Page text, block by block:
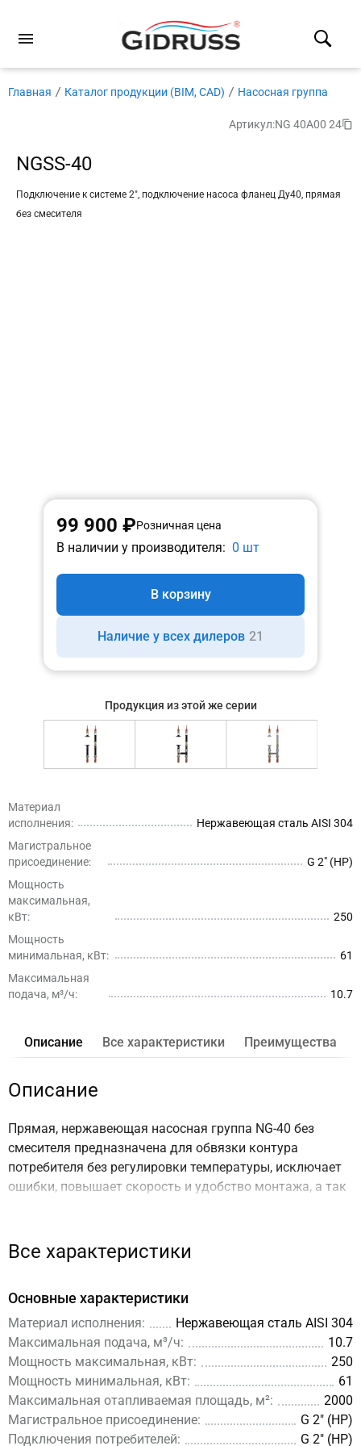
Главная Каталог продукции (BIM, CAD) Насосная группа
Артикул:NG 40A00 24
NGSS-40
Подключение к системе 2″, подключение насоса фланец Ду40, прямая
без смесителя
99 900 ₽Розничная цена
В наличии у производителя: 0 шт
В корзину
Наличие у всех дилеров 21
Продукция из этой же серии
Материал
исполнения:
Нержавеющая сталь AISI 304
Магистральное
присоединение:
G 2″ (НР)
Мощность
максимальная,
кВт:
250
Мощность
минимальная, кВт:
61
Максимальная
подача, м³/ч:
10.7
Описание Все характеристики Преимущества
Описание
Прямая, нержавеющая насосная группа NG-40 без
смесителя предназначена для обвязки контура
потребителя без регулировки температуры, исключает
ошибки, повышает скорость и удобство монтажа, а так
так как подбирается по проекту и заказывается
ООО "ГИДРУСС" рекомендует:
MEGA с частотным управлением
Энергоэффективные насосы
Shinhoo MEGA S с частотным управлением
① Как устроена прямая насосная
группа DN40 и в чем её
преимущества по сравнению с
Все характеристики
Основные характеристики
Материал исполнения:
Нержавеющая сталь AISI 304
Максимальная подача, м³/ч:
10.7
Мощность максимальная, кВт:
250
Мощность минимальная, кВт:
61
Максимальная отапливаемая площадь, м²:
2000
Магистральное присоединение:
G 2″ (НР)
Подключения потребителей:
G 2″ (НР)